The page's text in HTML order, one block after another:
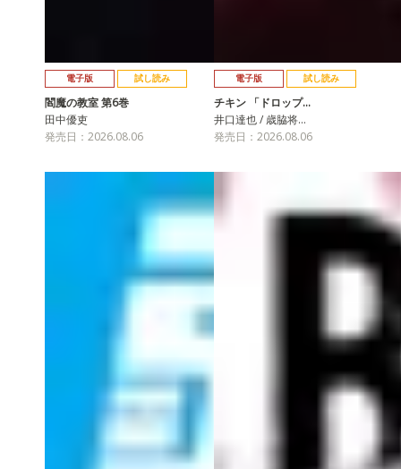
電子版 試し読み
閻魔の教室 第6巻
田中優吏
発売日：2026.08.06
電子版 試し読み
チキン 「ドロップ…
井口達也 / 歳脇将…
発売日：2026.08.06